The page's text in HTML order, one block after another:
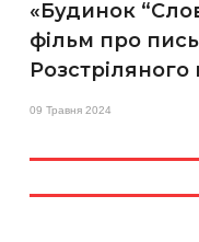
«Будинок
фільм про
09 Травня 2024